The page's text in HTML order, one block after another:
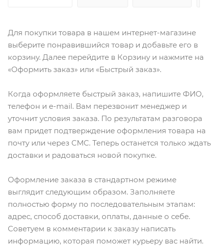
Для покупки товара в нашем интернет-магазине
выберите понравившийся товар и добавьте его в
корзину. Далее перейдите в Корзину и нажмите на
«Оформить заказ» или «Быстрый заказ».
Когда оформляете быстрый заказ, напишите ФИО,
телефон и e-mail. Вам перезвонит менеджер и
уточнит условия заказа. По результатам разговора
вам придет подтверждение оформления товара на
почту или через СМС. Теперь останется только ждать
доставки и радоваться новой покупке.
Оформление заказа в стандартном режиме
выглядит следующим образом. Заполняете
полностью форму по последовательным этапам:
адрес, способ доставки, оплаты, данные о себе.
Советуем в комментарии к заказу написать
информацию, которая поможет курьеру вас найти.